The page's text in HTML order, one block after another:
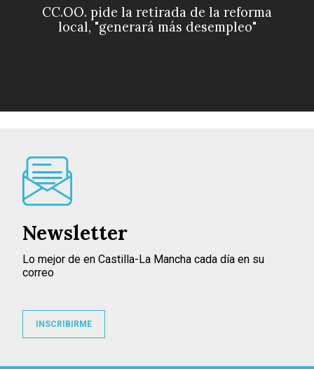
CC.OO. pide la retirada de la reforma
local, "generará más desempleo"
Newsletter
Lo mejor de en Castilla-La Mancha cada día en su
correo
INSCRIBIRME